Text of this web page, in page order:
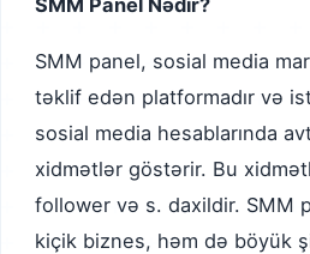
SMM Panel Nədir?
SMM panel, sosial media
təklif edən platformadır və
sosial media hesablarında
xidmətlər göstərir. Bu
follower və s. daxildir. SMM
kiçik biznes, həm də böyük